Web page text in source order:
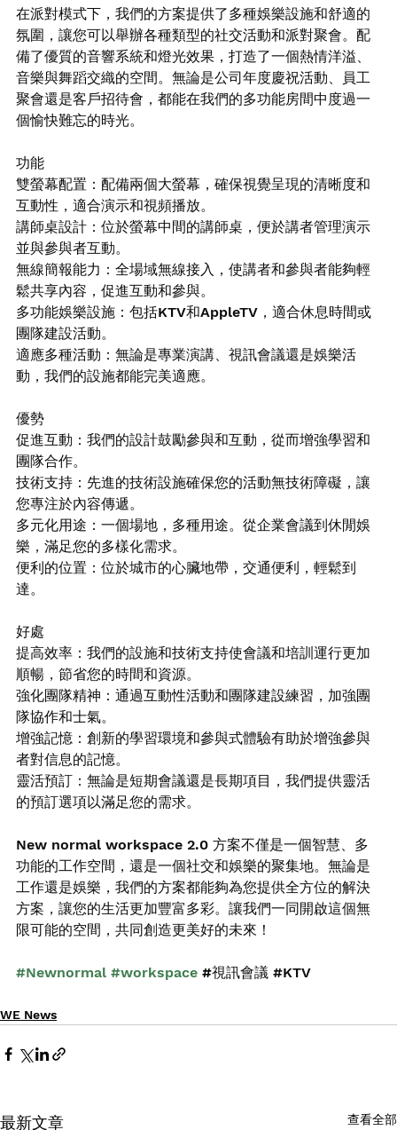
在派對模式下，我們的方案提供了多種娛樂設施和舒適的
氛圍，讓您可以舉辦各種類型的社交活動和派對聚會。配
備了優質的音響系統和燈光效果，打造了一個熱情洋溢、
音樂與舞蹈交織的空間。無論是公司年度慶祝活動、員工
聚會還是客戶招待會，都能在我們的多功能房間中度過一
個愉快難忘的時光。
功能
雙螢幕配置：配備兩個大螢幕，確保視覺呈現的清晰度和
互動性，適合演示和視頻播放。
講師桌設計：位於螢幕中間的講師桌，便於講者管理演示
並與參與者互動。
無線簡報能力：全場域無線接入，使講者和參與者能夠輕
鬆共享內容，促進互動和參與。
多功能娛樂設施：包括KTV和AppleTV，適合休息時間或
團隊建設活動。
適應多種活動：無論是專業演講、視訊會議還是娛樂活
動，我們的設施都能完美適應。
優勢
促進互動：我們的設計鼓勵參與和互動，從而增強學習和
團隊合作。
技術支持：先進的技術設施確保您的活動無技術障礙，讓
您專注於內容傳遞。
多元化用途：一個場地，多種用途。從企業會議到休閒娛
樂，滿足您的多樣化需求。
便利的位置：位於城市的心臟地帶，交通便利，輕鬆到
達。
好處
提高效率：我們的設施和技術支持使會議和培訓運行更加
順暢，節省您的時間和資源。
強化團隊精神：通過互動性活動和團隊建設練習，加強團
隊協作和士氣。
增強記憶：創新的學習環境和參與式體驗有助於增強參與
者對信息的記憶。
靈活預訂：無論是短期會議還是長期項目，我們提供靈活
的預訂選項以滿足您的需求。
New normal workspace 2.0 方案不僅是一個智慧、多
功能的工作空間，還是一個社交和娛樂的聚集地。無論是
工作還是娛樂，我們的方案都能夠為您提供全方位的解決
方案，讓您的生活更加豐富多彩。讓我們一同開啟這個無
限可能的空間，共同創造更美好的未來！
#Newnormal #workspace #視訊會議 #KTV
WE News
最新文章 查看全部